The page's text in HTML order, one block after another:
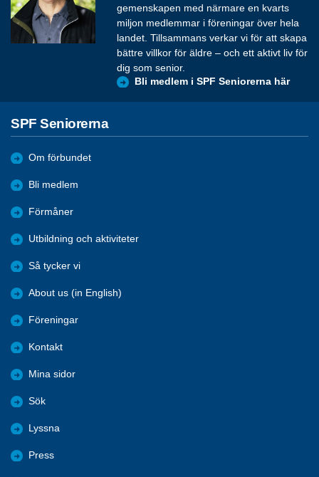
gemenskapen med närmare en kvarts
miljon medlemmar i föreningar över hela
landet. Tillsammans verkar vi för att skapa
bättre villkor för äldre – och ett aktivt liv för
dig som senior.
Bli medlem i SPF Seniorerna här
SPF Seniorerna
Om förbundet
Bli medlem
Förmåner
Utbildning och aktiviteter
Så tycker vi
About us (in English)
Föreningar
Kontakt
Mina sidor
Sök
Lyssna
Press